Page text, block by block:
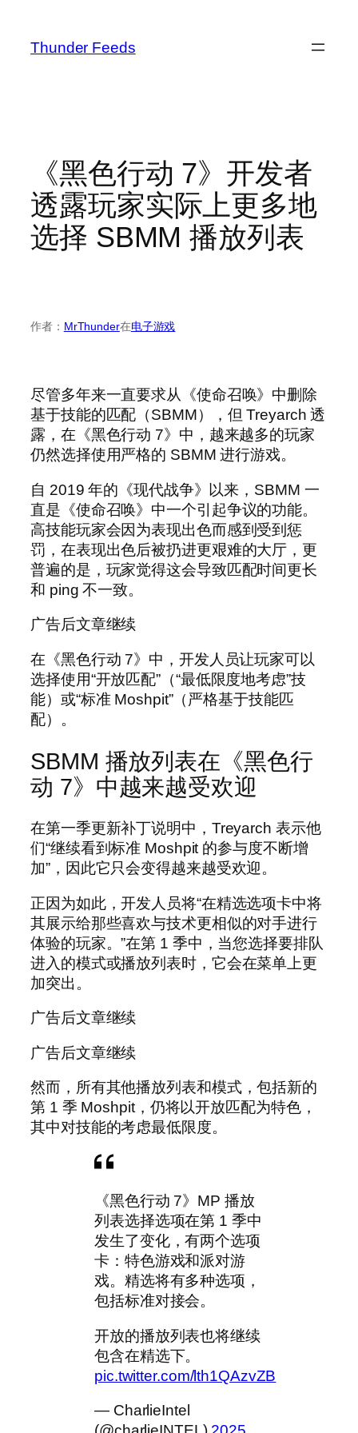
Thunder Feeds
《黑色行动 7》开发者
透露玩家实际上更多地
选择 SBMM 播放列表
作者： MrThunder在电子游戏
尽管多年来一直要求从《使命召唤》中删除
基于技能的匹配（SBMM），但 Treyarch 透
露，在《黑色行动 7》中，越来越多的玩家
仍然选择使用严格的 SBMM 进行游戏。
自 2019 年的《现代战争》以来，SBMM 一
直是《使命召唤》中一个引起争议的功能。
高技能玩家会因为表现出色而感到受到惩
罚，在表现出色后被扔进更艰难的大厅，更
普遍的是，玩家觉得这会导致匹配时间更长
和 ping 不一致。
广告后文章继续
在《黑色行动 7》中，开发人员让玩家可以
选择使用“开放匹配”（“最低限度地考虑”技
能）或“标准 Moshpit”（严格基于技能匹
配）。
SBMM 播放列表在《黑色行
动 7》中越来越受欢迎
在第一季更新补丁说明中，Treyarch 表示他
们“继续看到标准 Moshpit 的参与度不断增
加”，因此它只会变得越来越受欢迎。
正因为如此，开发人员将“在精选选项卡中将
其展示给那些喜欢与技术更相似的对手进行
体验的玩家。”在第 1 季中，当您选择要排队
进入的模式或播放列表时，它会在菜单上更
加突出。
广告后文章继续
广告后文章继续
然而，所有其他播放列表和模式，包括新的
第 1 季 Moshpit，仍将以开放匹配为特色，
其中对技能的考虑最低限度。
《黑色行动 7》MP 播放
列表选择选项在第 1 季中
发生了变化，有两个选项
卡：特色游戏和派对游
戏。精选将有多种选项，
包括标准对接会。
开放的播放列表也将继续
包含在精选下。
pic.twitter.com/lth1QAzvZB
— CharlieIntel